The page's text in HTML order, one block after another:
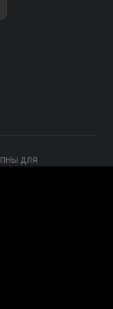
для